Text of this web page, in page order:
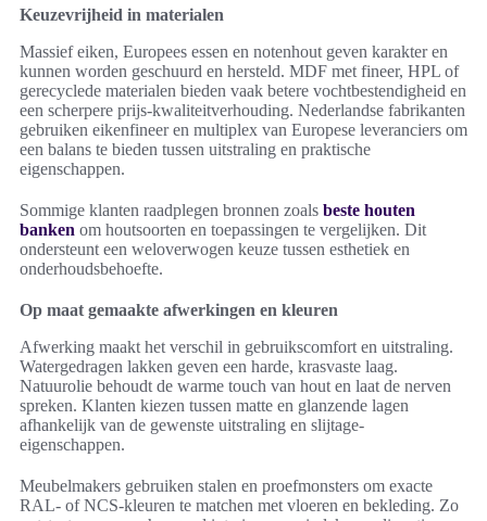
Keuzevrijheid in materialen
Massief eiken, Europees essen en notenhout geven karakter en
kunnen worden geschuurd en hersteld. MDF met fineer, HPL of
gerecyclede materialen bieden vaak betere vochtbestendigheid en
een scherpere prijs-kwaliteitverhouding. Nederlandse fabrikanten
gebruiken eikenfineer en multiplex van Europese leveranciers om
een balans te bieden tussen uitstraling en praktische
eigenschappen.
Sommige klanten raadplegen bronnen zoals beste houten
banken om houtsoorten en toepassingen te vergelijken. Dit
ondersteunt een weloverwogen keuze tussen esthetiek en
onderhoudsbehoefte.
Op maat gemaakte afwerkingen en kleuren
Afwerking maakt het verschil in gebruikscomfort en uitstraling.
Watergedragen lakken geven een harde, krasvaste laag.
Natuurolie behoudt de warme touch van hout en laat de nerven
spreken. Klanten kiezen tussen matte en glanzende lagen
afhankelijk van de gewenste uitstraling en slijtage-
eigenschappen.
Meubelmakers gebruiken stalen en proefmonsters om exacte
RAL- of NCS-kleuren te matchen met vloeren en bekleding. Zo